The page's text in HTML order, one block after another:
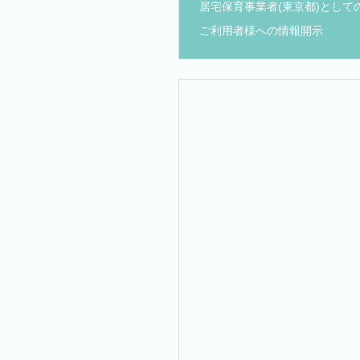
居宅保育事業者(東京都)として
ご利用者様への情報開示